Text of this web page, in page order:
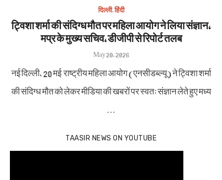
दिल्ली,हिंदी
ट्विशा शर्मा की संदिग्ध मौत पर महिला आयोग ने लिया संज्ञान,
मप्र के मुख्य सचिव, डीजीपी से रिपोर्ट तलब
Posted
on
May 20, 2026
नई दिल्ली, 20 मई राष्ट्रीय महिला आयोग (एनसीडब्ल्यू) ने ट्विशा शर्मा
की संदिग्ध मौत को लेकर मीडिया की खबरों पर स्वतः संज्ञान लेते हुए मध्य
…
TAASIR NEWS ON YOUTUBE